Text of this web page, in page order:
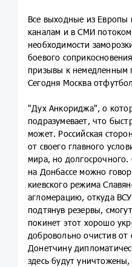
Все выходные из
каналам и в СМИ
необходимости
боевого
призывы к немедленным
Сегодня Москва
"Дух Анкориджа", о
подразумевает, что
может. Российская
от своего главного
мира, но
на Донбассе можно
киевского режима
агломерацию, откуда
подтянув резервы,
покинет этот хорошо
добровольно очистив от
Донетчину
здесь будут